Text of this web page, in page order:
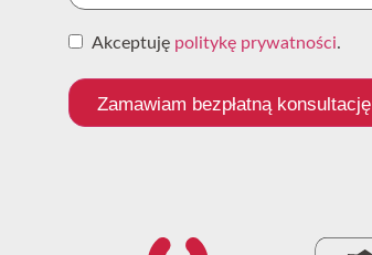
Akceptuję politykę prywatności.
Zamawiam bezpłatną konsultację